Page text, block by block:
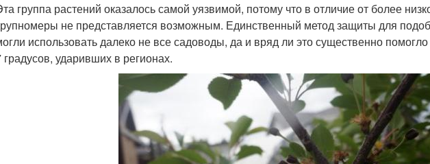
группа растений оказалось самой уязвимой, потому что в отличие от более
не представляется возможным. Единственный метод защиты для
использовать далеко не все садоводы, да и вряд ли это существенно
градусов, ударивших в регионах.